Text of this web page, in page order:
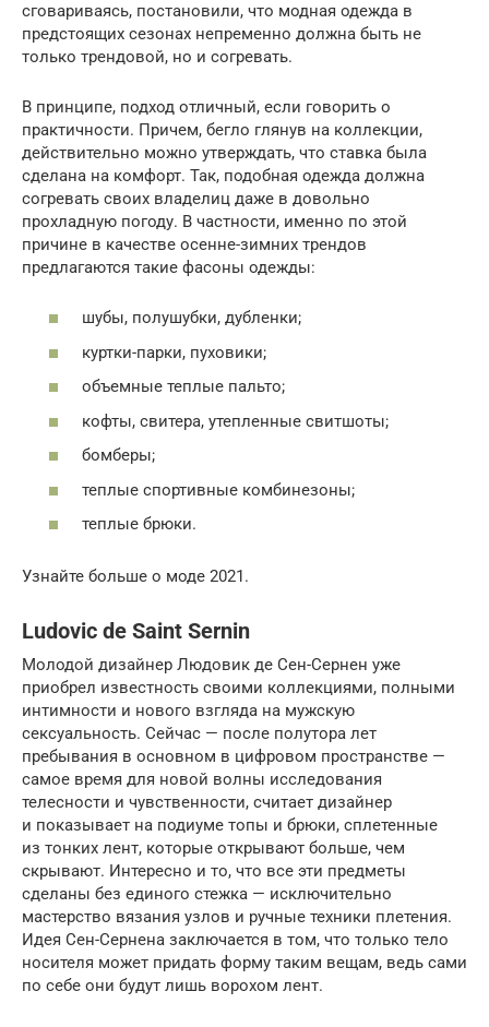
сговариваясь, постановили, что модная одежда в
предстоящих сезонах непременно должна быть не
только трендовой, но и согревать.
В принципе, подход отличный, если говорить о
практичности. Причем, бегло глянув на коллекции,
действительно можно утверждать, что ставка была
сделана на комфорт. Так, подобная одежда должна
согревать своих владелиц даже в довольно
прохладную погоду. В частности, именно по этой
причине в качестве осенне-зимних трендов
предлагаются такие фасоны одежды:
шубы, полушубки, дубленки;
куртки-парки, пуховики;
объемные теплые пальто;
кофты, свитера, утепленные свитшоты;
бомберы;
теплые спортивные комбинезоны;
теплые брюки.
Узнайте больше о моде 2021.
Ludovic de Saint Sernin
Молодой дизайнер Людовик де Сен-Сернен уже
приобрел известность своими коллекциями, полными
интимности и нового взгляда на мужскую
сексуальность. Сейчас — после полутора лет
пребывания в основном в цифровом пространстве —
самое время для новой волны исследования
телесности и чувственности, считает дизайнер
и показывает на подиуме топы и брюки, сплетенные
из тонких лент, которые открывают больше, чем
скрывают. Интересно и то, что все эти предметы
сделаны без единого стежка — исключительно
мастерство вязания узлов и ручные техники плетения.
Идея Сен-Сернена заключается в том, что только тело
носителя может придать форму таким вещам, ведь сами
по себе они будут лишь ворохом лент.